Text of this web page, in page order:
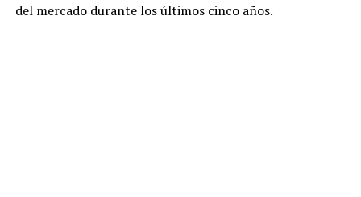
del mercado durante los últimos cinco años.